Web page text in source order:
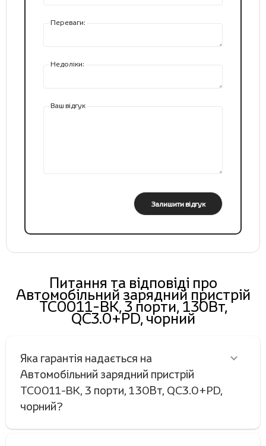
Переваги:
Недоліки:
Ваш відгук
Залишити відгук
Питання та відповіді про
Автомобільний зарядний пристрій
TC0011-BK, 3 порти, 130Вт,
QC3.0+PD, чорний
Яка гарантія надається на
Автомобільний зарядний пристрій
TC0011-BK, 3 порти, 130Вт, QC3.0+PD,
чорний?